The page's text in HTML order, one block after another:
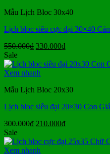
Mẫu Lịch Bloc 30x40
Lịch bloc siêu cực đại 30×40
550.000₫ Giá
là:
550.000₫.
330.000₫Giá
tại
Sale
Xem nhanh
Mẫu Lịch Bloc 20x30
Lịch bloc siêu đại 20×30 Con
300.000₫ Giá
là:
300.000₫.
210.000₫Giá
tại
Sale
Xem nhanh